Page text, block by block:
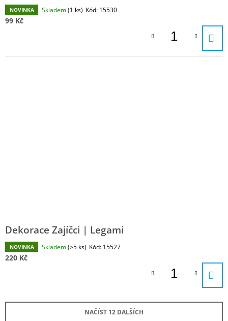
NOVINKA Skladem(1 ks) Kód: 15530
99 Kč
Dekorace Zajíčci | Legami
NOVINKA Skladem(>5 ks) Kód: 15527
220 Kč
NAČÍST 12 DALŠÍCH